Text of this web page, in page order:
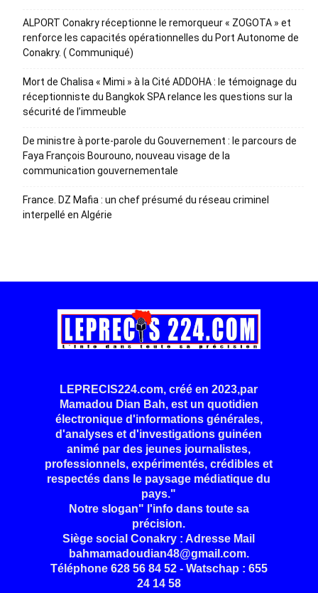
ALPORT Conakry réceptionne le remorqueur « ZOGOTA » et
renforce les capacités opérationnelles du Port Autonome de
Conakry. ( Communiqué)
Mort de Chalisa « Mimi » à la Cité ADDOHA : le témoignage du
réceptionniste du Bangkok SPA relance les questions sur la
sécurité de l’immeuble
De ministre à porte-parole du Gouvernement : le parcours de
Faya François Bourouno, nouveau visage de la
communication gouvernementale
France. DZ Mafia : un chef présumé du réseau criminel
interpellé en Algérie
LEPRECIS224.com, créé en 2023,par
Mamadou Dian Bah, est un quotidien
électronique d'informations générales,
d'analyses et d'investigations guinéen
animé par des jeunes journalistes,
professionnels, expérimentés, crédibles et
respectés dans le paysage médiatique du
pays."
Notre slogan" l'info dans toute sa
précision.
Siège social Conakry : Adresse Mail
bahmamadoudian48@gmail.com.
Téléphone 628 56 84 52 - Watschap : 655
24 14 58